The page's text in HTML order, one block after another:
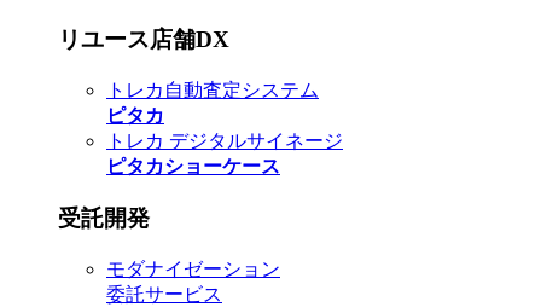
リユース店舗DX
トレカ自動査定システム
ピタカ
トレカ デジタルサイネージ
ピタカショーケース
受託開発
モダナイゼーション
委託サービス